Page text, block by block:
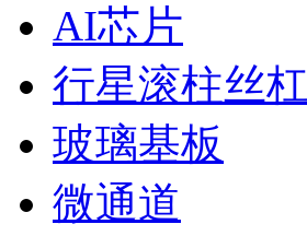
AI芯片
行星滚柱丝杠
玻璃基板
微通道